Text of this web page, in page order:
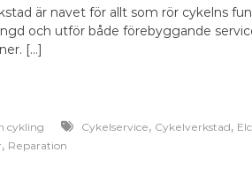
är navet för allt som rör cykelns
och utför både förebyggande
[…]
cykling Cykelservice, Cykelverkstad,
, Reparation